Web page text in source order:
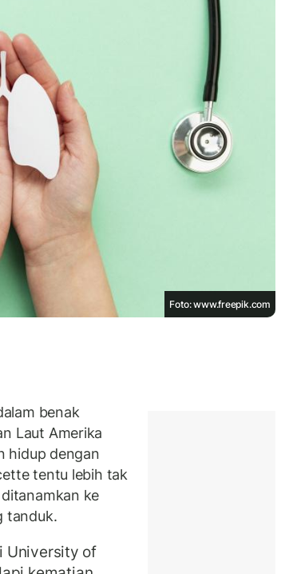
Foto: www.freepik.com
benak
Laut Amerika
hidup dengan
tentu lebih tak
ke
tanduk.
University of